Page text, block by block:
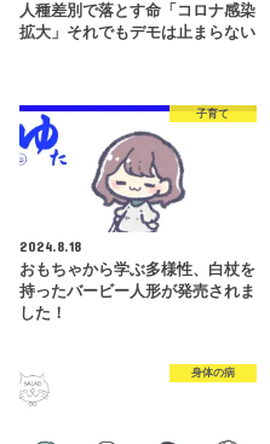
人種差別で落とす命「コロナ感染
拡大」それでもデモは止まらない
子育て
2024.8.18
おもちゃから学ぶ多様性、白杖を
持ったバービー人形が発売されま
した！
身体の病